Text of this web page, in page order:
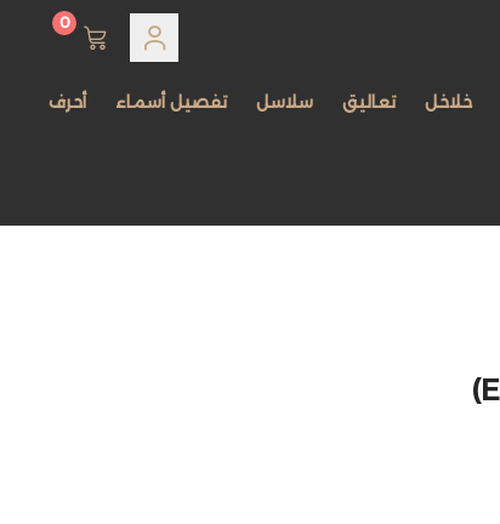
0
خلاخل تعاليق سلاسل تفصيل أسماء
أحرف